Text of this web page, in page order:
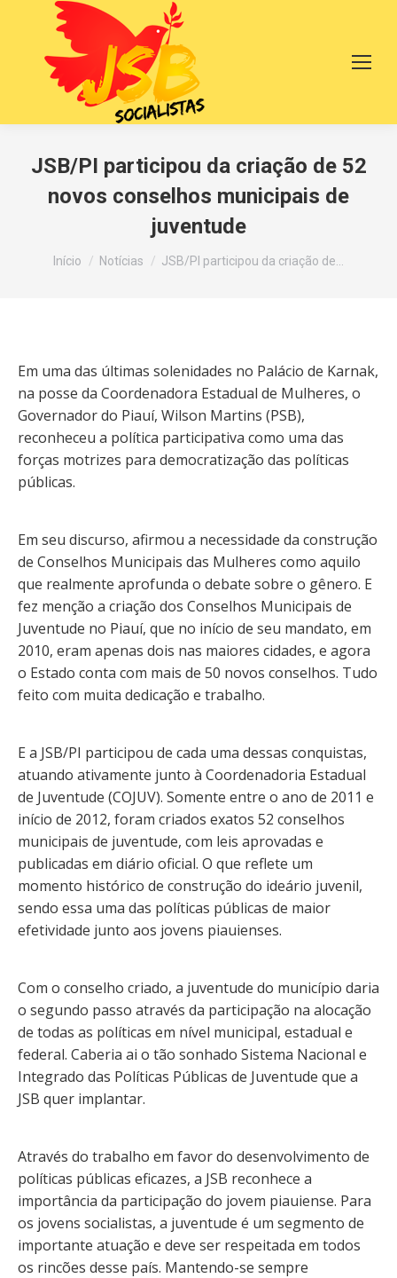
JSB/PI participou da criação de 52
novos conselhos municipais de
juventude
Você está aqui:
Início Notícias JSB/PI participou da criação de…
Em uma das últimas solenidades no Palácio de Karnak,
na posse da Coordenadora Estadual de Mulheres, o
Governador do Piauí, Wilson Martins (PSB),
reconheceu a política participativa como uma das
forças motrizes para democratização das políticas
públicas.
Em seu discurso, afirmou a necessidade da construção
de Conselhos Municipais das Mulheres como aquilo
que realmente aprofunda o debate sobre o gênero. E
fez menção a criação dos Conselhos Municipais de
Juventude no Piauí, que no início de seu mandato, em
2010, eram apenas dois nas maiores cidades, e agora
o Estado conta com mais de 50 novos conselhos. Tudo
feito com muita dedicação e trabalho.
E a JSB/PI participou de cada uma dessas conquistas,
atuando ativamente junto à Coordenadoria Estadual
de Juventude (COJUV). Somente entre o ano de 2011 e
início de 2012, foram criados exatos 52 conselhos
municipais de juventude, com leis aprovadas e
publicadas em diário oficial. O que reflete um
momento histórico de construção do ideário juvenil,
sendo essa uma das políticas públicas de maior
efetividade junto aos jovens piauienses.
Com o conselho criado, a juventude do município daria
o segundo passo através da participação na alocação
de todas as políticas em nível municipal, estadual e
federal. Caberia ai o tão sonhado Sistema Nacional e
Integrado das Políticas Públicas de Juventude que a
JSB quer implantar.
Através do trabalho em favor do desenvolvimento de
políticas públicas eficazes, a JSB reconhece a
importância da participação do jovem piauiense. Para
os jovens socialistas, a juventude é um segmento de
importante atuação e deve ser respeitada em todos
os rincões desse país. Mantendo-se sempre